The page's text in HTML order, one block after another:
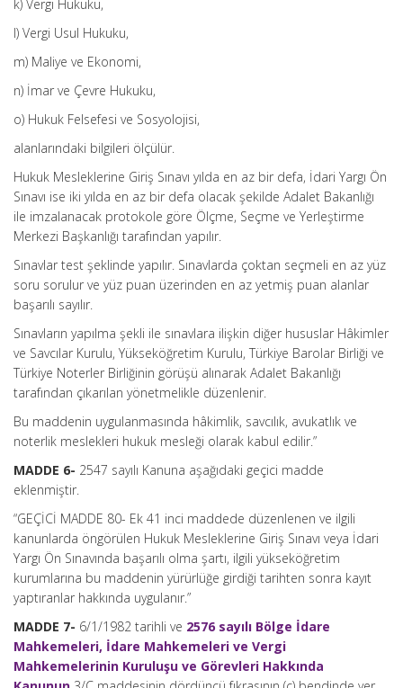
k) Vergi Hukuku,
l) Vergi Usul Hukuku,
m) Maliye ve Ekonomi,
n) İmar ve Çevre Hukuku,
o) Hukuk Felsefesi ve Sosyolojisi,
alanlarındaki bilgileri ölçülür.
Hukuk Mesleklerine Giriş Sınavı yılda en az bir defa, İdari Yargı Ön
Sınavı ise iki yılda en az bir defa olacak şekilde Adalet Bakanlığı
ile imzalanacak protokole göre Ölçme, Seçme ve Yerleştirme
Merkezi Başkanlığı tarafından yapılır.
Sınavlar test şeklinde yapılır. Sınavlarda çoktan seçmeli en az yüz
soru sorulur ve yüz puan üzerinden en az yetmiş puan alanlar
başarılı sayılır.
Sınavların yapılma şekli ile sınavlara ilişkin diğer hususlar Hâkimler
ve Savcılar Kurulu, Yükseköğretim Kurulu, Türkiye Barolar Birliği ve
Türkiye Noterler Birliğinin görüşü alınarak Adalet Bakanlığı
tarafından çıkarılan yönetmelikle düzenlenir.
Bu maddenin uygulanmasında hâkimlik, savcılık, avukatlık ve
noterlik meslekleri hukuk mesleği olarak kabul edilir.”
MADDE 6- 2547 sayılı Kanuna aşağıdaki geçici madde
eklenmiştir.
“GEÇİCİ MADDE 80- Ek 41 inci maddede düzenlenen ve ilgili
kanunlarda öngörülen Hukuk Mesleklerine Giriş Sınavı veya İdari
Yargı Ön Sınavında başarılı olma şartı, ilgili yükseköğretim
kurumlarına bu maddenin yürürlüğe girdiği tarihten sonra kayıt
yaptıranlar hakkında uygulanır.”
MADDE 7- 6/1/1982 tarihli ve 2576 sayılı Bölge İdare
Mahkemeleri, İdare Mahkemeleri ve Vergi
Mahkemelerinin Kuruluşu ve Görevleri Hakkında